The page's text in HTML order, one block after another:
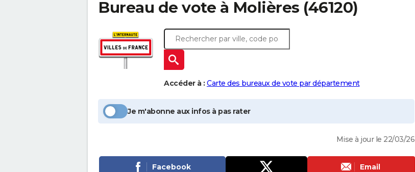
Bureau de vote à Molières (46120)
Accéder à : Carte des bureaux de vote par département
Je m'abonne aux infos à pas rater
Mise à jour le 22/03/26
Facebook Email